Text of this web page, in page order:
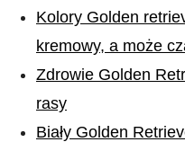
Kolory Golden
kremowy, a może
Zdrowie Golden
rasy
Biały Golden